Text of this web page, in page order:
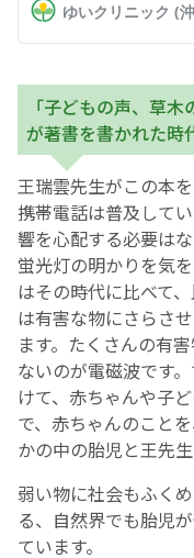
「子どもの声、草
が著書を書かれた時
王瑞雲先生がこの本
携帯電話は普及して
響を心配する必要は
蛍光灯の明かりを気
はその時代に比べて
は有害な物にさらさ
ます。たくさんの有
ないのが電磁波です
けて、赤ちゃんや子
で、赤ちゃんのこと
かの中の胎児と王先
弱い物に社会もふく
る、自然界でも胎児
ています。